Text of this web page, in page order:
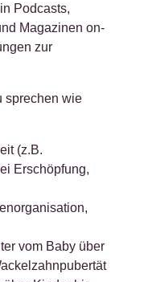
Podcasts,
Magazinen on-
zur
sprechen wie
(z.B.
Erschöpfung,
vom Baby über